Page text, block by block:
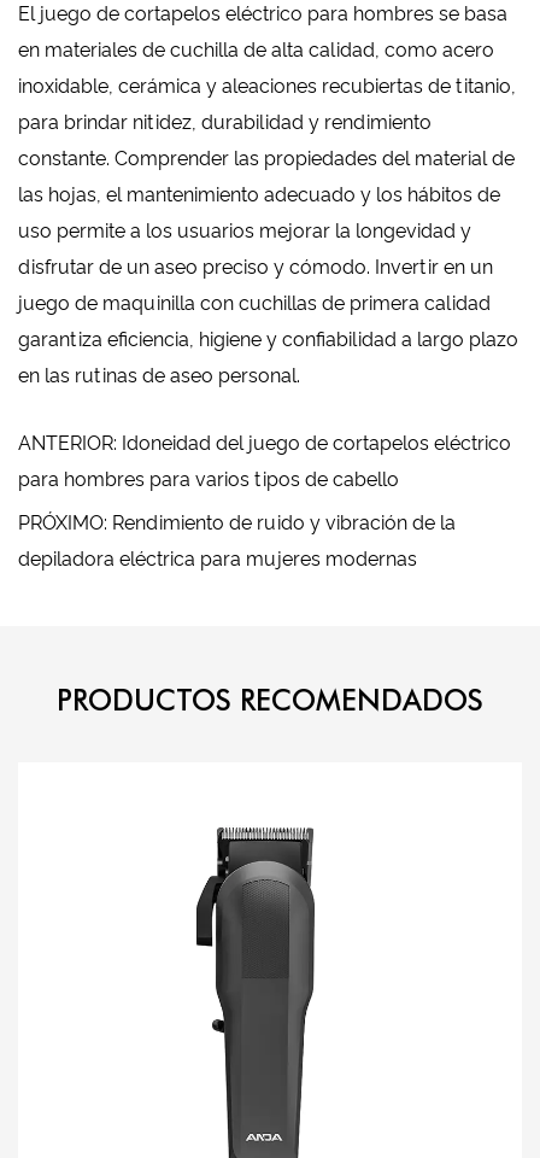
El juego de cortapelos eléctrico para hombres se basa
en materiales de cuchilla de alta calidad, como acero
inoxidable, cerámica y aleaciones recubiertas de titanio,
para brindar nitidez, durabilidad y rendimiento
constante. Comprender las propiedades del material de
las hojas, el mantenimiento adecuado y los hábitos de
uso permite a los usuarios mejorar la longevidad y
disfrutar de un aseo preciso y cómodo. Invertir en un
juego de maquinilla con cuchillas de primera calidad
garantiza eficiencia, higiene y confiabilidad a largo plazo
en las rutinas de aseo personal.
ANTERIOR: Idoneidad del juego de cortapelos eléctrico
para hombres para varios tipos de cabello
PRÓXIMO: Rendimiento de ruido y vibración de la
depiladora eléctrica para mujeres modernas
PRODUCTOS RECOMENDADOS